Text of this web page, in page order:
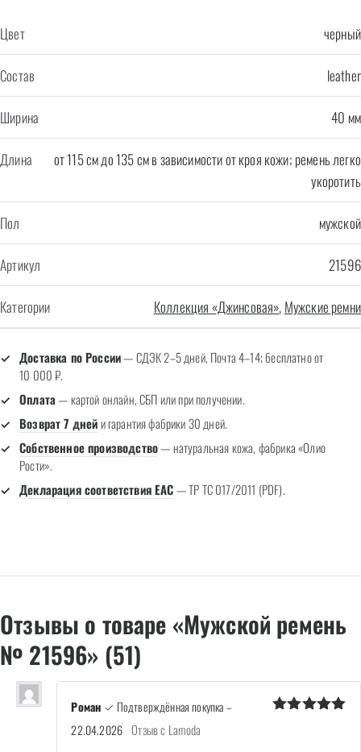
Цвет черный
Состав leather
Ширина 40 мм
Длина
от 115 см до 135 см в зависимости от кроя кожи; ремень легко
укоротить
Пол мужской
Артикул 21596
Категории Коллекция «Джинсовая», Мужские ремни
Доставка по России— СДЭК 2–5 дней, Почта 4–14; бесплатно от
10 000 ₽.
Оплата— картой онлайн, СБП или при получении.
Возврат 7 днейи гарантия фабрики 30 дней.
Собственное производство— натуральная кожа, фабрика «Олио
Рости».
Декларация соответствия EAC— ТР ТС 017/2011 (PDF).
Отзывы о товаре «Мужской ремень
№ 21596» (51)
Роман ✓ Подтверждённая покупка–
22.04.2026 Отзыв с Lamoda